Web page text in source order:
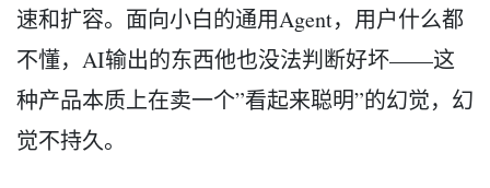
速和扩容。面向小白的通用Agent，用户什么都
不懂，AI输出的东西他也没法判断好坏——这
种产品本质上在卖一个”看起来聪明”的幻觉，幻
觉不持久。